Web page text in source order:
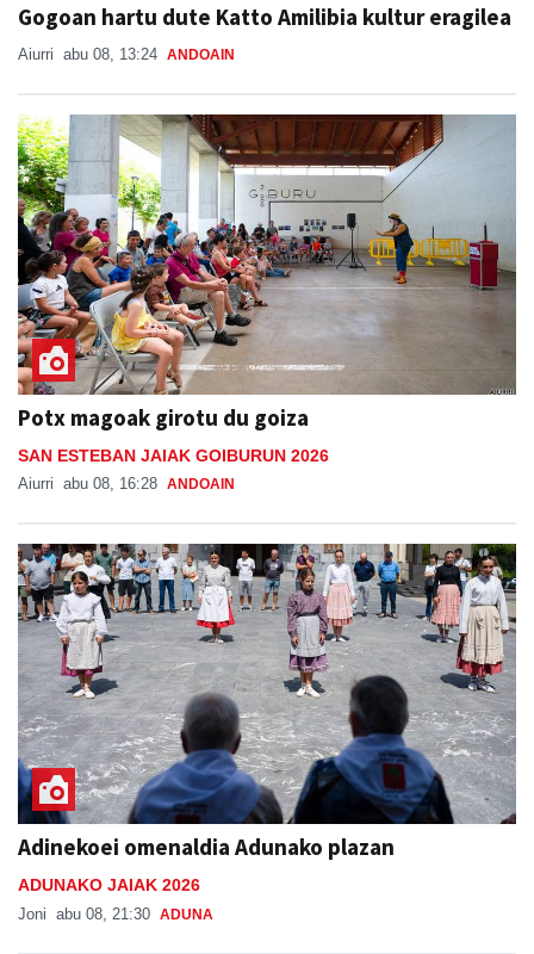
Gogoan hartu dute Katto Amilibia kultur eragilea
Aiurri abu 08, 13:24 ANDOAIN
Potx magoak girotu du goiza
SAN ESTEBAN JAIAK GOIBURUN 2026
Aiurri abu 08, 16:28 ANDOAIN
Adinekoei omenaldia Adunako plazan
ADUNAKO JAIAK 2026
Joni abu 08, 21:30 ADUNA